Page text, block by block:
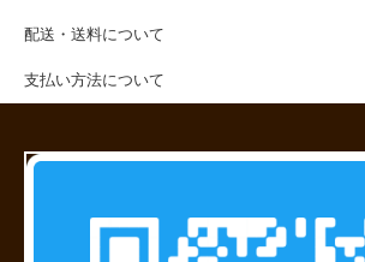
配送・送料について
支払い方法について